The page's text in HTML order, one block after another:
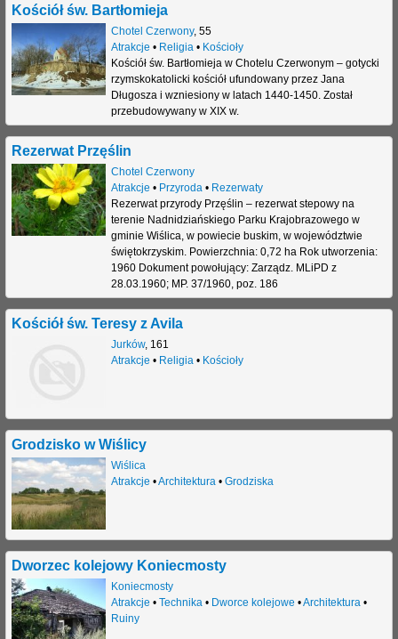
Kościół św. Bartłomieja
Chotel Czerwony, 55
Atrakcje • Religia • Kościoły
Kościół św. Bartłomieja w Chotelu Czerwonym – gotycki
rzymskokatolicki kościół ufundowany przez Jana
Długosza i wzniesiony w latach 1440-1450. Został
przebudowywany w XIX w.
Rezerwat Przęślin
Chotel Czerwony
Atrakcje • Przyroda • Rezerwaty
Rezerwat przyrody Przęślin – rezerwat stepowy na
terenie Nadnidziańskiego Parku Krajobrazowego w
gminie Wiślica, w powiecie buskim, w województwie
świętokrzyskim. Powierzchnia: 0,72 ha Rok utworzenia:
1960 Dokument powołujący: Zarządz. MLiPD z
28.03.1960; MP. 37/1960, poz. 186
Kościół św. Teresy z Avila
Jurków, 161
Atrakcje • Religia • Kościoły
Grodzisko w Wiślicy
Wiślica
Atrakcje •Architektura • Grodziska
Dworzec kolejowy Koniecmosty
Koniecmosty
Atrakcje • Technika • Dworce kolejowe •Architektura •
Ruiny